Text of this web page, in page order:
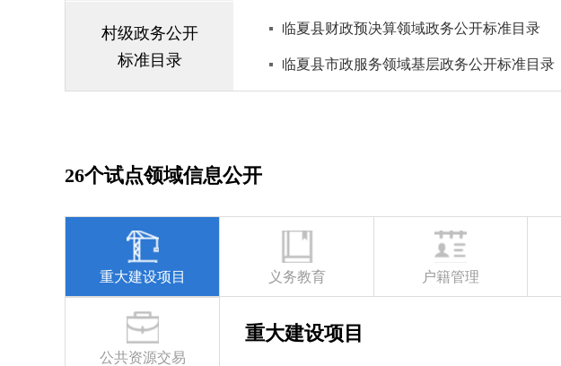
村级政务公开
标准目录
临夏县财政预决算领域政务公开标准目录
临夏县市政服务领域基层政务公开标准目录
26个试点领域信息公开
重大建设项目 义务教育 户籍管理
公共资源交易
重大建设项目